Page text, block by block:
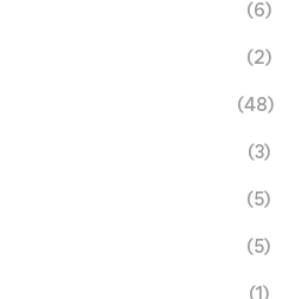
(6)
(2)
(48)
(3)
(5)
(5)
(1)